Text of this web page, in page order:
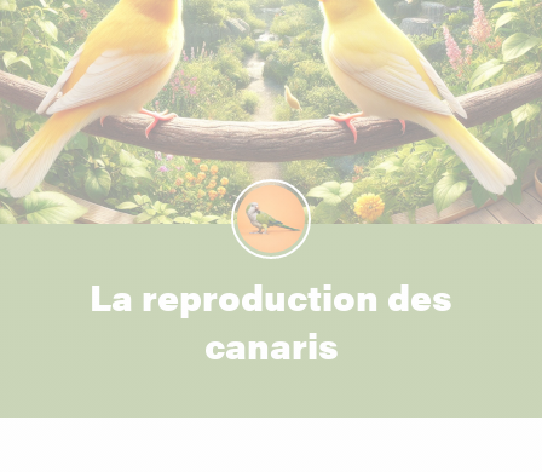
La reproduction des
canaris